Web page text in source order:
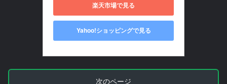
楽天市場で見る
Yahoo!ショッピングで見る
次のページ